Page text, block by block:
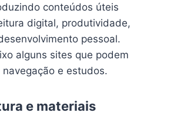
conteúdos úteis
digital, produtividade,
pessoal.
alguns sites que podem
e estudos.
e materiais